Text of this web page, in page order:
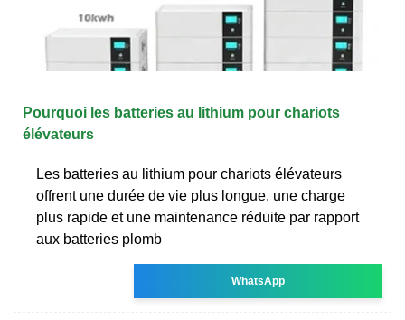
Pourquoi les batteries au lithium pour chariots
élévateurs
Les batteries au lithium pour chariots élévateurs
offrent une durée de vie plus longue, une charge
plus rapide et une maintenance réduite par rapport
aux batteries plomb
WhatsApp